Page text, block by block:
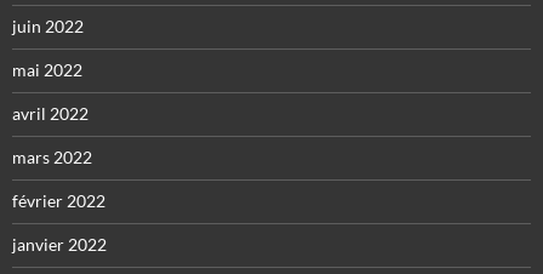
juin 2022
mai 2022
avril 2022
mars 2022
février 2022
janvier 2022